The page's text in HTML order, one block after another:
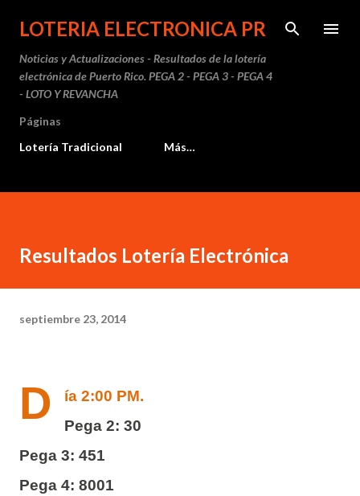
Ir al contenido principal
LOTERIA ELECTRONICA PR
Noticias y Actualizaciones - Resultados de la lotería
electrónica de Puerto Rico. PEGA 2 - PEGA 3 - PEGA 4
- LOTO Y REVANCHA
Páginas
Lotería Tradicional
Más…
Resultados Lotería Electrónica
septiembre 23, 2014
D
ía 2:00 PM.
Pega 2: 30
Pega 3: 451
Pega 4: 8001